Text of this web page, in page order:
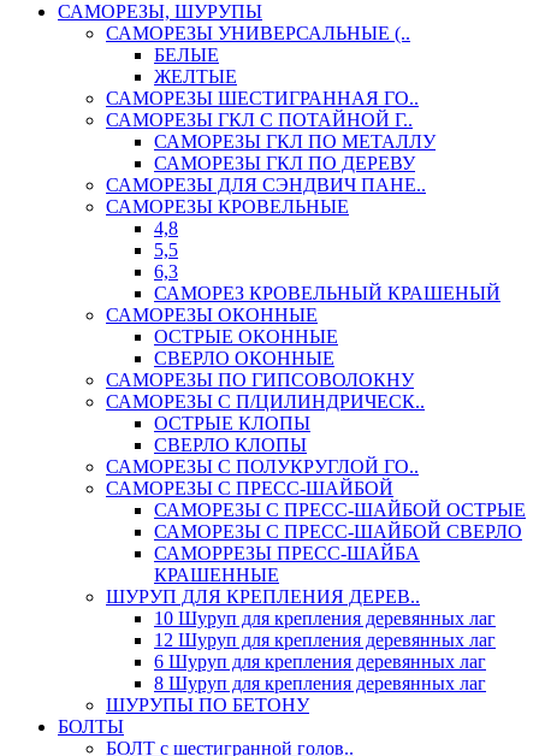
САМОРЕЗЫ, ШУРУПЫ
САМОРЕЗЫ УНИВЕРСАЛЬНЫЕ (..
БЕЛЫЕ
ЖЕЛТЫЕ
САМОРЕЗЫ ШЕСТИГРАННАЯ ГО..
САМОРЕЗЫ ГКЛ С ПОТАЙНОЙ Г..
САМОРЕЗЫ ГКЛ ПО МЕТАЛЛУ
САМОРЕЗЫ ГКЛ ПО ДЕРЕВУ
САМОРЕЗЫ ДЛЯ СЭНДВИЧ ПАНЕ..
САМОРЕЗЫ КРОВЕЛЬНЫЕ
4,8
5,5
6,3
САМОРЕЗ КРОВЕЛЬНЫЙ КРАШЕНЫЙ
САМОРЕЗЫ ОКОННЫЕ
ОСТРЫЕ ОКОННЫЕ
СВЕРЛО ОКОННЫЕ
САМОРЕЗЫ ПО ГИПСОВОЛОКНУ
САМОРЕЗЫ С П/ЦИЛИНДРИЧЕСК..
ОСТРЫЕ КЛОПЫ
СВЕРЛО КЛОПЫ
САМОРЕЗЫ С ПОЛУКРУГЛОЙ ГО..
САМОРЕЗЫ С ПРЕСС-ШАЙБОЙ
САМОРЕЗЫ С ПРЕСС-ШАЙБОЙ ОСТРЫЕ
САМОРЕЗЫ С ПРЕСС-ШАЙБОЙ СВЕРЛО
САМОРРЕЗЫ ПРЕСС-ШАЙБА
КРАШЕННЫЕ
ШУРУП ДЛЯ КРЕПЛЕНИЯ ДЕРЕВ..
10 Шуруп для крепления деревянных лаг
12 Шуруп для крепления деревянных лаг
6 Шуруп для крепления деревянных лаг
8 Шуруп для крепления деревянных лаг
ШУРУПЫ ПО БЕТОНУ
БОЛТЫ
БОЛТ с шестигранной голов..